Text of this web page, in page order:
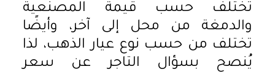
تختلف حسب قيمة المصنعية
والدمغة من محل إلى آخر، وأيضًا
تختلف من حسب نوع عيار الذهب، لذا
يُنصح بسؤال التاجر عن سعر